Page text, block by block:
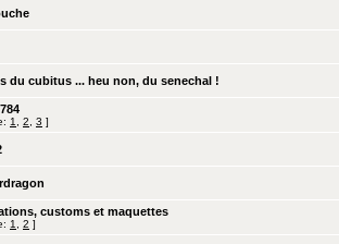
du cubitus ... heu non, du senechal !
1 2 3 ]
customs et maquettes
1 2 ]